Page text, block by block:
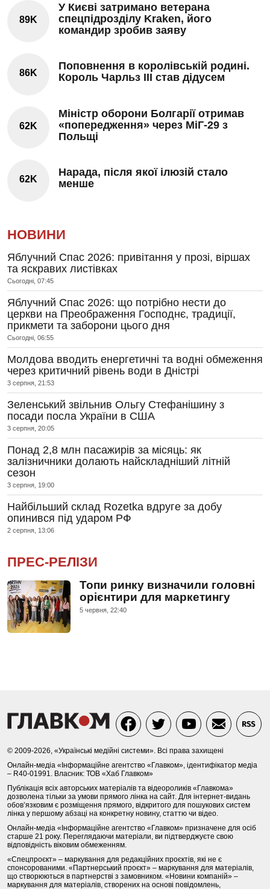
89K
У Києві затримано ветерана
спецпідрозділу Kraken, його
командир зробив заяву
86K
Поповнення в королівській родині.
Король Чарльз III став дідусем
62K
Міністр оборони Болгарії отримав
«попередження» через МіГ-29 з
Польщі
62K
Нарада, після якої ілюзій стало
менше
НОВИНИ
Яблучний Спас 2026: привітання у прозі, віршах
та яскравих листівках
Сьогодні, 07:45
Яблучний Спас 2026: що потрібно нести до
церкви на Преображення Господнє, традиції,
прикмети та заборони цього дня
Сьогодні, 06:55
Молдова вводить енергетичні та водні обмеження
через критичний рівень води в Дністрі
3 серпня, 21:53
Зеленський звільнив Ольгу Стефанішину з
посади посла України в США
3 серпня, 20:05
Понад 2,8 млн пасажирів за місяць: як
залізничники долають найскладніший літній
сезон
3 серпня, 19:00
Найбільший склад Rozetka вдруге за добу
опинився під ударом РФ
2 серпня, 13:06
ПРЕС-РЕЛІЗИ
Топи ринку визначили головні
орієнтири для маркетингу
5 червня, 22:40
© 2009-2026, «Українські медійні системи». Всі права захищені
Онлайн-медіа «Інформаційне агентство «Главком», ідентифікатор медіа
– R40-01991. Власник: ТОВ «Хаб Главком»
Публікація всіх авторських матеріалів та відеороликів «Главкома»
дозволена тільки за умови прямого лінка на сайт. Для інтернет-видань
обов’язковим є розміщення прямого, відкритого для пошукових систем
лінка у першому абзаці на конкретну новину, статтю чи відео.
Онлайн-медіа «Інформаційне агентство «Главком» призначене для осіб
старше 21 року. Переглядаючи матеріали, ви підтверджуєте свою
відповідність віковим обмеженням.
«Спецпроєкт» – маркування для редакційних проєктів, які не є
спонсорованими. «Партнерський проєкт» – маркування для матеріалів,
що створюються в партнерстві з замовником. «Новини компаній» –
маркування для матеріалів, створених на основі повідомлень,